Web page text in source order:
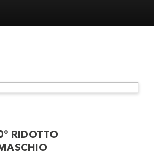
RIDOTTO